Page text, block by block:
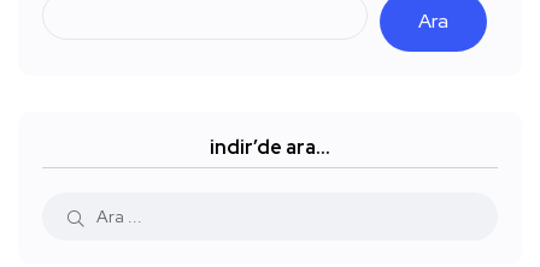
Ara
indir’de ara…